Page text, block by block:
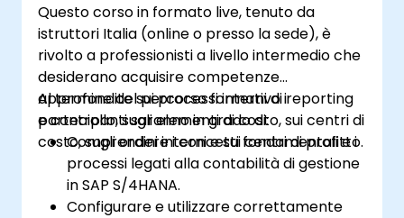
qualità e il controllo sul campo produttivo.
Analizzare i dati di produzione e generare
report utili per le decisioni imprenditoriali
grazie agli strumenti integrati in SAP
S/4HANA.
Questo corso in formato live, tenuto da
istruttori Italia (online o presso la sede), è
rivolto a professionisti a livello intermedio che
desiderano acquisire competenze
approfondite sui processi interni di reporting
e controllo, sugli elementi di costo, sui centri di
costo, sugli ordini interni e sui centri di profitto.
Al termine del percorso formativo i
partecipanti saranno in grado di:
Comprendere i concetti fondamentali e i
processi legati alla contabilità di gestione
in SAP S/4HANA.
Configurare e utilizzare correttamente